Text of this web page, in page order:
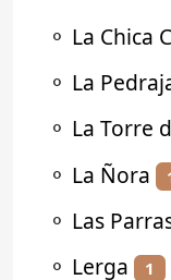
⚬ La Chica
⚬ La
⚬ La Torre
⚬ La Ñora
⚬ Las
⚬ Lerga 1